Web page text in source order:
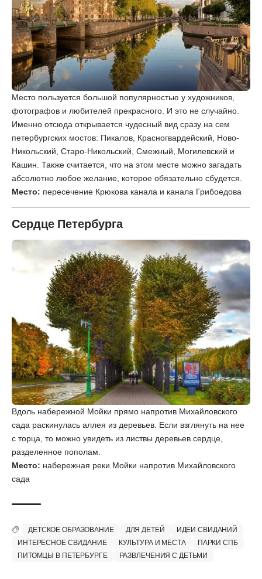
Место пользуется большой популярностью у художников,
фотографов и любителей прекрасного. И это не случайно.
Именно отсюда открывается чудесный вид сразу на сем
петербургских мостов: Пикалов, Красногвардейский, Ново-
Никольский, Старо-Никольский, Смежный, Могилевский и
Кашин. Также считается, что на этом месте можно загадать
абсолютно любое желание, которое обязательно сбудется.
Место: пересечение Крюкова канала и канала Грибоедова
Сердце Петербурга
Вдоль набережной Мойки прямо напротив Михайловского
сада раскинулась аллея из деревьев. Если взглянуть на нее
с торца, то можно увидеть из листвы деревьев сердце,
разделенное пополам.
Место: набережная реки Мойки напротив Михайловского
сада
ДЕТСКОЕ ОБРАЗОВАНИЕ ДЛЯ ДЕТЕЙ
ИДЕИ СВИДАНИЙ
ИНТЕРЕСНОЕ СВИДАНИЕ
КУЛЬТУРА И МЕСТА
ПАРКИ СПБ
ПИТОМЦЫ В ПЕТЕРБУРГЕ
РАЗВЛЕЧЕНИЯ С ДЕТЬМИ